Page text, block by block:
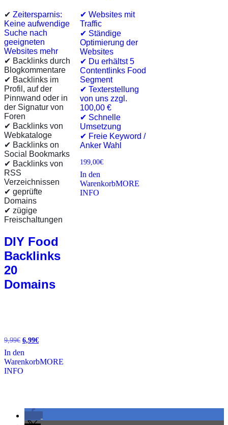
✔ Zeitersparnis:
Keine aufwendige
Suche nach
geeigneten
Websites mehr
✔ Backlinks durch
Blogkommentare
✔ Backlinks im
Profil, auf der
Pinnwand oder in
der Signatur von
Foren
✔ Backlinks von
Webkataloge
✔ Backlinks on
Social Bookmarks
✔ Backlinks von
RSS
Verzeichnissen
✔ geprüfte
Domains
✔ zügige
Freischaltungen
DIY Food
Backlinks
20
Domains
9,99€ Ursprünglicher
war:
9,99€
6,99€
6,99€.
In den
WarenkorbMORE
INFO
✔ Websites mit
Traffic
✔ Ständige
Optimierung der
Websites
✔ Du erhältst 5
Contentlinks Food
Segment
✔ Texterstellung
von uns zzgl.
100,00 €
✔ Schnelle
Umsetzung
✔ Freie Keyword /
Anker Wahl
199,00€
In den
WarenkorbMORE
INFO